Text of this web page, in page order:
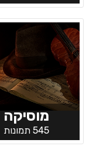
מוסיקה
545 תמונות